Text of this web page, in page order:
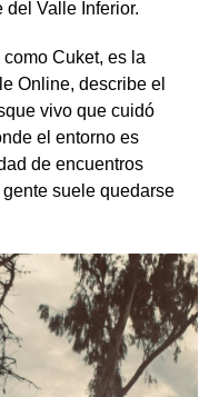
Valle Inferior.
Cuket, es la
Online, describe el
vivo que cuidó
el entorno es
de encuentros
suele quedarse